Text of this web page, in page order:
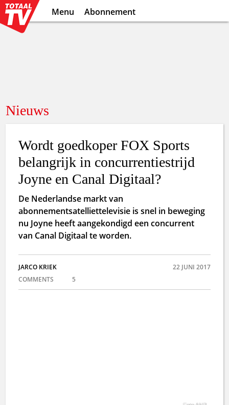
Menu Abonnement
Nieuws
Wordt goedkoper FOX Sports
belangrijk in concurrentiestrijd
Joyne en Canal Digitaal?
De Nederlandse markt van
abonnementsatelliettelevisie is snel in beweging
nu Joyne heeft aangekondigd een concurrent
van Canal Digitaal te worden.
JARCO KRIEK
22 JUNI 2017
COMMENTS
5